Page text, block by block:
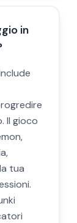
in
Il gioco
tua